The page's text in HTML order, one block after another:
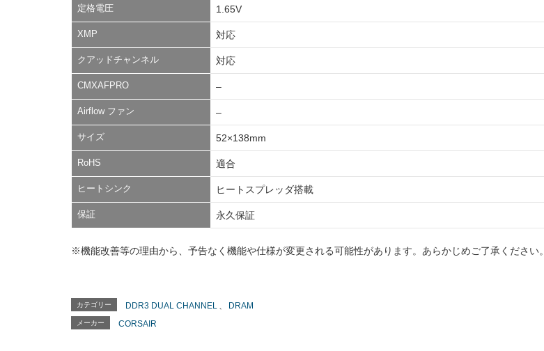
定格電圧 1.65V
XMP 対応
クアッドチャンネル 対応
CMXAFPRO –
Airflow ファン –
サイズ 52×138mm
RoHS 適合
ヒートシンク ヒートスプレッダ搭載
保証 永久保証
※機能改善等の理由から、予告なく機能や仕様が変更される可能性があります。あらかじめご了承ください。
カテゴリー DDR3 DUAL CHANNEL DRAM
メーカー CORSAIR